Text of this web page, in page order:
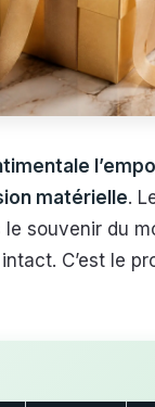
matérielle.
le souvenir du
intact. C’est le